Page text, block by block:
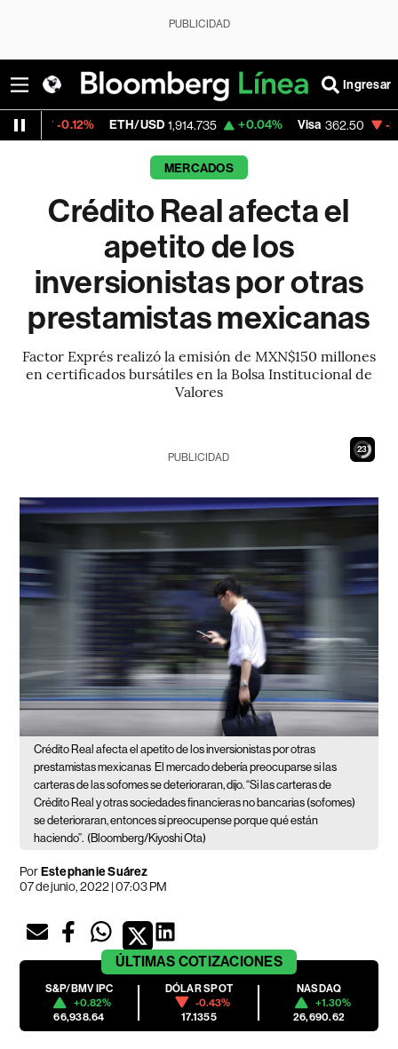
PUBLICIDAD
Ingresar
ETH/USD 1,914.735 +0.04% Visa 362.50 -2.15%
MERCADOS
Crédito Real afecta el
apetito de los
inversionistas por otras
prestamistas mexicanas
Factor Exprés realizó la emisión de MXN$150 millones
en certificados bursátiles en la Bolsa Institucional de
Valores
21
PUBLICIDAD
Crédito Real afecta el apetito de los inversionistas por otras
prestamistas mexicanas El mercado debería preocuparse si las
carteras de las sofomes se deterioraran, dijo. “Si las carteras de
Crédito Real y otras sociedades financieras no bancarias (sofomes)
se deterioraran, entonces sí preocupense porque qué están
haciendo”. (Bloomberg/Kiyoshi Ota)
PorEstephanie Suárez
07 de junio, 2022 | 07:03 PM
ÚLTIMAS COTIZACIONES
S&P/BMV IPC
+0.82%
66,938.64
DÓLAR SPOT
-0.43%
17.1355
NASDAQ
+1.30%
26,690.62